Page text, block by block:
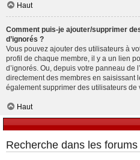
Haut
Comment puis-je ajouter/supprimer
d’ignorés ?
Vous pouvez ajouter des utilisateurs à
profil de chaque membre, il y a un lien
d’ignorés. Ou, depuis votre panneau de
directement des membres en saisissant
également supprimer des utilisateurs de
Haut
Recherche dans les forums